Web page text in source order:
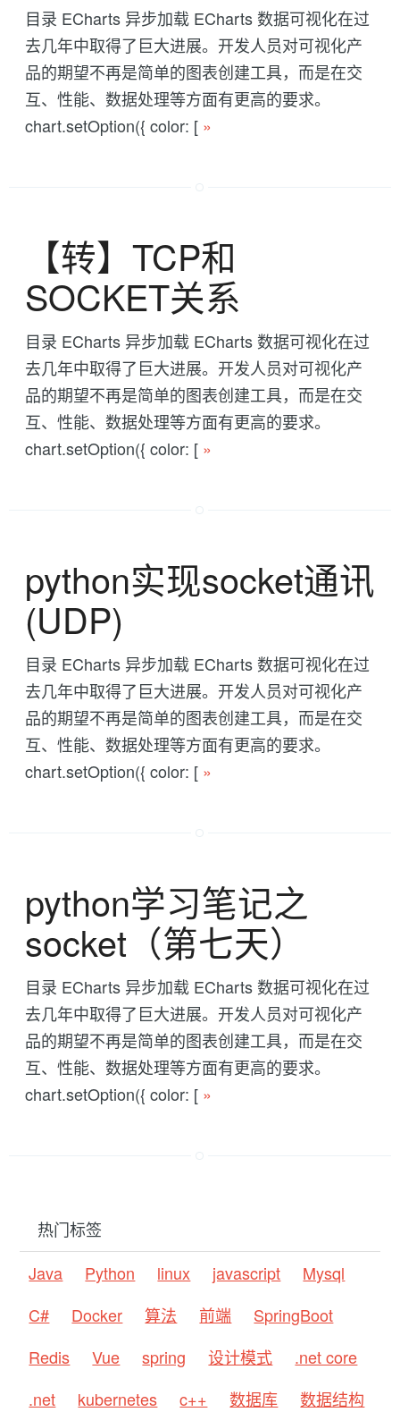
目录 ECharts 异步加载 ECharts 数据可视化在过
去几年中取得了巨大进展。开发人员对可视化产
品的期望不再是简单的图表创建工具，而是在交
互、性能、数据处理等方面有更高的要求。
chart.setOption({ color: [ »
【转】TCP和
SOCKET关系
目录 ECharts 异步加载 ECharts 数据可视化在过
去几年中取得了巨大进展。开发人员对可视化产
品的期望不再是简单的图表创建工具，而是在交
互、性能、数据处理等方面有更高的要求。
chart.setOption({ color: [ »
python实现socket通讯
(UDP)
目录 ECharts 异步加载 ECharts 数据可视化在过
去几年中取得了巨大进展。开发人员对可视化产
品的期望不再是简单的图表创建工具，而是在交
互、性能、数据处理等方面有更高的要求。
chart.setOption({ color: [ »
python学习笔记之
socket（第七天）
目录 ECharts 异步加载 ECharts 数据可视化在过
去几年中取得了巨大进展。开发人员对可视化产
品的期望不再是简单的图表创建工具，而是在交
互、性能、数据处理等方面有更高的要求。
chart.setOption({ color: [ »
热门标签
Java
Python linux javascript
Mysql
C#
Docker 算法 前端
SpringBoot
Redis
Vue spring 设计模式
.net core
.net
kubernetes c++ 数据库 数据结构